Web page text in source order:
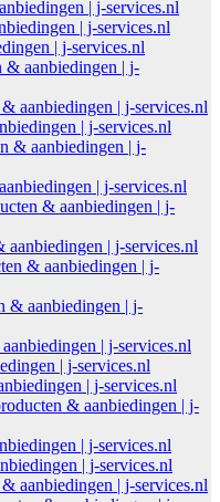
| j-services.nl
| j-services.nl
| j-services.nl
& aanbiedingen | j-
aanbiedingen | j-services.nl
| j-services.nl
& aanbiedingen | j-
| j-services.nl
& aanbiedingen | j-
| j-services.nl
& aanbiedingen | j-
& aanbiedingen | j-
| j-services.nl
| j-services.nl
| j-services.nl
& aanbiedingen | j-
| j-services.nl
| j-services.nl
aanbiedingen | j-services.nl